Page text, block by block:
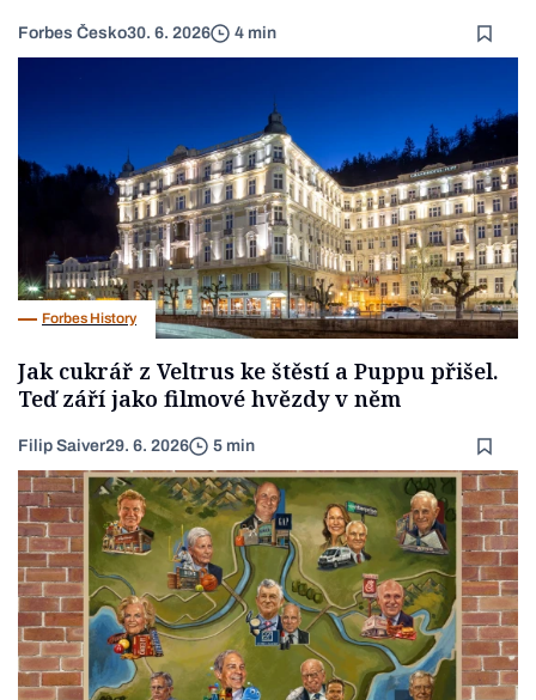
Forbes Česko30. 6. 2026 4 min
Forbes History
Jak cukrář z Veltrus ke štěstí a Puppu přišel.
Teď září jako filmové hvězdy v něm
Filip Saiver29. 6. 2026 5 min